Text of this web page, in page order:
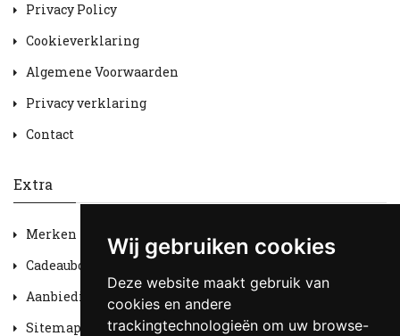
Wij gebruiken cookies
Deze website maakt gebruik van
cookies en andere
trackingtechnologieën om uw browse-
Privacy Policy
Cookieverklaring
Algemene Voorwaarden
Privacy verklaring
Contact
Extra
Merken
Cadeaubon
Aanbiedingen
Sitemap